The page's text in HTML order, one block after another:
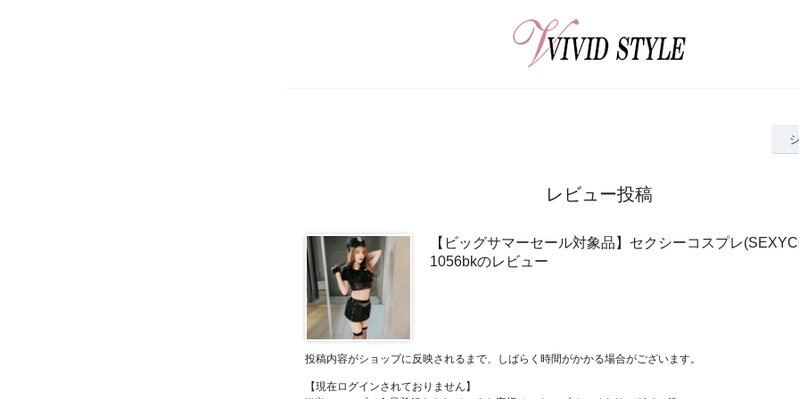
レビュー投稿
【ビッグサマーセール対象品】セクシーコスプレ
1056bkのレビュー
投稿内容がショップに反映されるまで、しばらく時間がかかる場合がございます。
【現在ログインされておりません】